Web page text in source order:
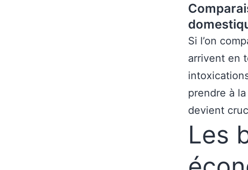
Si l’on
arrivent en
prendre à
devient
Les